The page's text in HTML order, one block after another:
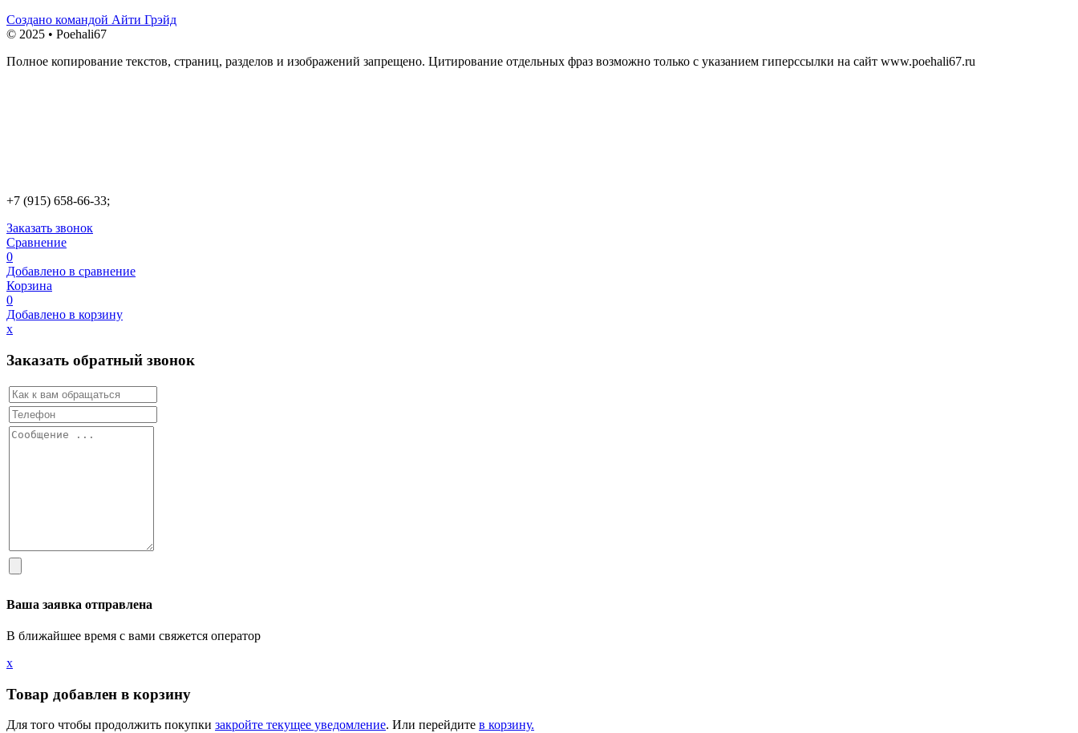
Создано командой Айти Грэйд
© 2025 • Poehali67
Полное копирование текстов, страниц, разделов и изображений запрещено. Цитирование отдельных фраз возможно только с указанием гиперссылки на сайт www.poehali67.ru
+7 (915) 658-66-33;
Заказать звонок
Сравнение
0
Добавлено в сравнение
Корзина
0
Добавлено в корзину
х
Заказать обратный звонок
Ваша заявка отправлена
В ближайшее время с вами свяжется оператор
х
Товар добавлен в корзину
Для того чтобы продолжить покупки закройте текущее уведомление. Или перейдите в корзину.